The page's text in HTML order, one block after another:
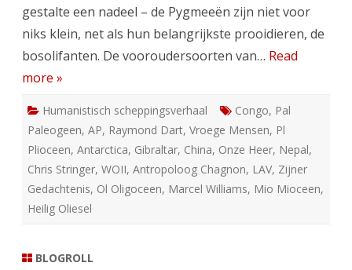
gestalte een nadeel – de Pygmeeën zijn niet voor
niks klein, net als hun belangrijkste prooidieren, de
bosolifanten. De vooroudersoorten van… Read
more »
Humanistisch scheppingsverhaal Congo, Pal
Paleogeen, AP, Raymond Dart, Vroege Mensen, Pl
Plioceen, Antarctica, Gibraltar, China, Onze Heer, Nepal,
Chris Stringer, WOII, Antropoloog Chagnon, LAV, Zijner
Gedachtenis, Ol Oligoceen, Marcel Williams, Mio Mioceen,
Heilig Oliesel
BLOGROLL